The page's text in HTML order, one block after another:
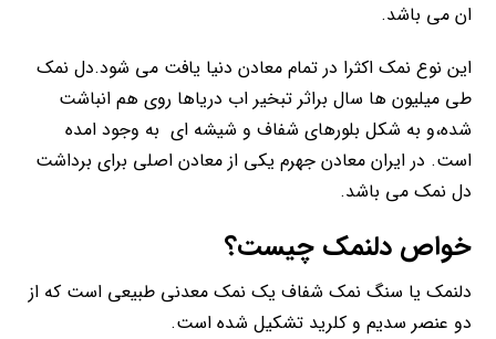
ان می باشد.
این نوع نمک اکثرا در تمام معادن دنیا یافت می شود.دل نمک
طی میلیون ها سال براثر تبخیر اب دریاها روی هم انباشت
شده،و به شکل بلورهای شفاف و شیشه ای به وجود امده
است. در ایران معادن جهرم یکی از معادن اصلی برای برداشت
دل نمک می باشد.
خواص دلنمک چیست؟
دلنمک یا سنگ نمک شفاف یک نمک معدنی طبیعی است که از
دو عنصر سدیم و کلرید تشکیل شده است.